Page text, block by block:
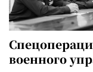
военного